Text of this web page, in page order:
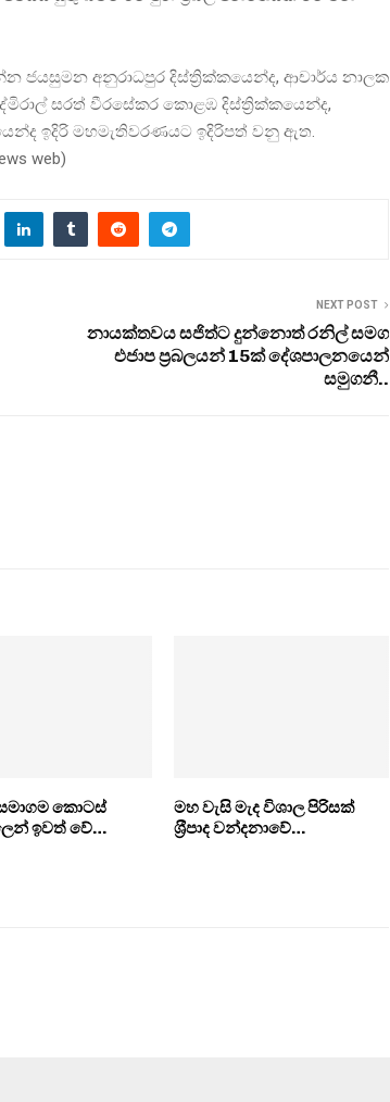
ජයසුමන අනුරාධපුර දිස්ත්‍රික්කයෙන්ද, ආචාර්ය නාලක
සරත් වීරසේකර කොළඹ දිස්ත්‍රික්කයෙන්ද,
ඉදිරි මහමැතිවරණයට ඉදිරිපත් වනු ඇත.
web)
NEXT POST
නායක්තවය සජිත්ට දුන්නොත් රනිල් සමග
එජාප ප‍්‍රබලයන් 15ක් දේශපාලනයෙන්
සමුගනී..
සමාගම කොටස්
ඉවත් වේ…
මහ වැසි මැද විශාල පිරිසක්
ශ‍්‍රීපාද වන්දනාවේ…